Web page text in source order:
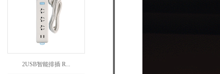
2USB智能排插 R...